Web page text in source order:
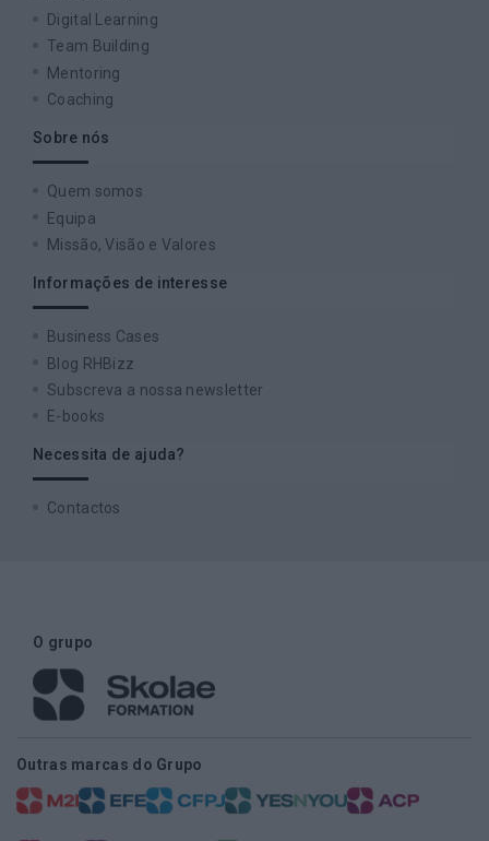
Digital Learning
Team Building
Mentoring
Coaching
Sobre nós
Quem somos
Equipa
Missão, Visão e Valores
Informações de interesse
Business Cases
Blog RHBizz
Subscreva a nossa newsletter
E-books
Necessita de ajuda?
Contactos
O grupo
Outras marcas do Grupo